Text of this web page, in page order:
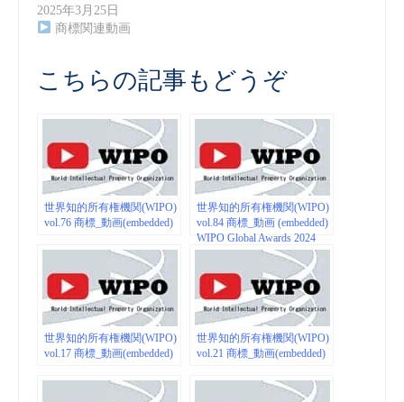
2025年3月25日
商標関連動画
こちらの記事もどうぞ
世界知的所有権機関(WIPO)
vol.76 商標_動画(embedded)
世界知的所有権機関(WIPO)
vol.84 商標_動画 (embedded)
WIPO Global Awards 2024
世界知的所有権機関(WIPO)
vol.17 商標_動画(embedded)
世界知的所有権機関(WIPO)
vol.21 商標_動画(embedded)